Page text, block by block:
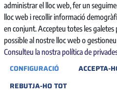
© 2026, CONSEJO GENERAL DEL NOTARIO
CANAL INTERNO DE
REGISTRO DE
AVISO LEGAL
POLÍTICA DE COOKIES
ACCESIBILIDAD
administrar el lloc web, fer un
lloc web i recollir informació
en conjunt. Accepteu totes les
possible al nostre lloc web o
Consulteu la nostra política de
CONFIGURACIÓ
ACCEPTA-
REBUTJA-HO TOT